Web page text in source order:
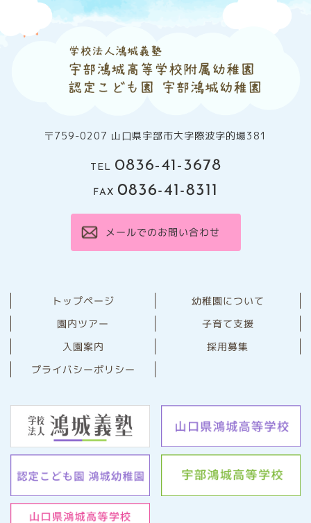
〒759-0207 山口県宇部市大字際波字的場381
TEL 0836-41-3678
FAX 0836-41-8311
メールでのお問い合わせ
トップページ 幼稚園について
園内ツアー 子育て支援
⼊園案内 採用募集
プライバシーポリシー